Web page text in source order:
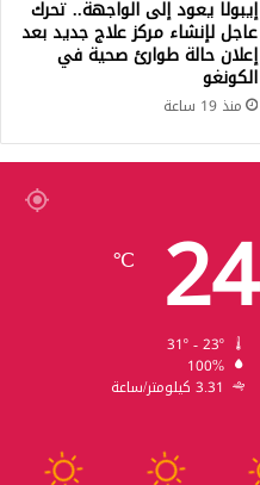
إيبولا يعود إلى الواجهة.. تحرك
عاجل لإنشاء مركز علاج جديد بعد
إعلان حالة طوارئ صحية في
الكونغو
منذ 19 ساعة
24
℃
100%
3.31 كيلومتر/ساعة